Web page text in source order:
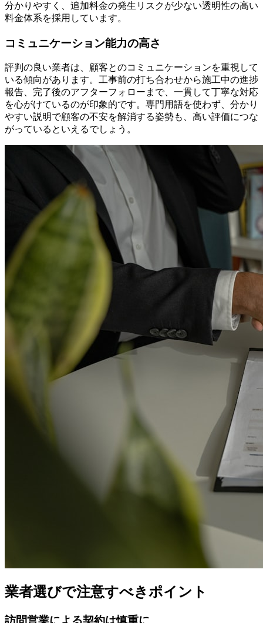
分かりやすく、追加料金の発生リスクが少ない透明性の高い
料金体系を採用しています。
コミュニケーション能力の高さ
評判の良い業者は、顧客とのコミュニケーションを重視して
いる傾向があります。工事前の打ち合わせから施工中の進捗
報告、完了後のアフターフォローまで、一貫して丁寧な対応
を心がけているのが印象的です。専門用語を使わず、分かり
やすい説明で顧客の不安を解消する姿勢も、高い評価につな
がっているといえるでしょう。
業者選びで注意すべきポイント
訪問営業による契約は慎重に